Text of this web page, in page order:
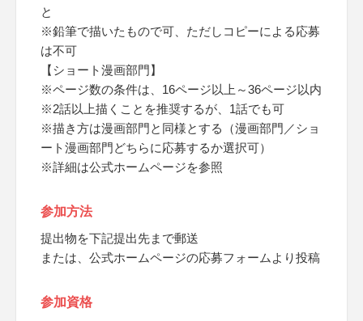
と
※鉛筆で描いたもので可、ただしコピーによる応募
は不可
【ショート漫画部門】
※ページ数の条件は、16ページ以上～36ページ以内
※2話以上描くことを推奨するが、1話でも可
※描き方は漫画部門と同様とする（漫画部門／ショ
ート漫画部門どちらに応募するか選択可）
※詳細は公式ホームページを参照
参加方法
提出物を下記提出先まで郵送
または、公式ホームページの応募フォームより投稿
参加資格